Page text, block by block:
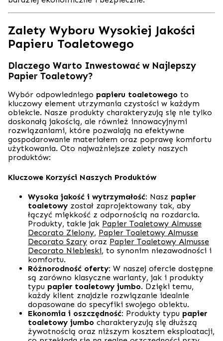
Zalety Wyboru Wysokiej Jakości
Papieru Toaletowego
Dlaczego Warto Inwestować w Najlepszy
Papier Toaletowy?
Wybór odpowiedniego papieru toaletowego to
kluczowy element utrzymania czystości w każdym
obiekcie. Nasze produkty charakteryzują się nie tylko
doskonałą jakością, ale również innowacyjnymi
rozwiązaniami, które pozwalają na efektywne
gospodarowanie materiałem oraz poprawę komfortu
użytkowania. Oto najważniejsze zalety naszych
produktów:
Kluczowe Korzyści Naszych Produktów
Wysoka jakość i wytrzymałość: Nasz papier
toaletowy został zaprojektowany tak, aby
łączyć miękkość z odpornością na rozdarcia.
Produkty, takie jak Papier Toaletowy Almusse
Decorato Zielony, Papier Toaletowy Almusse
Decorato Szary oraz Papier Toaletowy Almusse
Decorato Niebieski, to synonim niezawodności i
komfortu.
Różnorodność oferty: W naszej ofercie dostępne
są zarówno klasyczne warianty, jak i produkty
typu papier toaletowy jumbo. Dzięki temu,
każdy klient znajdzie rozwiązanie idealnie
dopasowane do specyfiki swojego obiektu.
Ekonomia i oszczędność: Produkty typu papier
toaletowy jumbo charakteryzują się dłuższą
żywotnością oraz niższym kosztem eksploatacji,